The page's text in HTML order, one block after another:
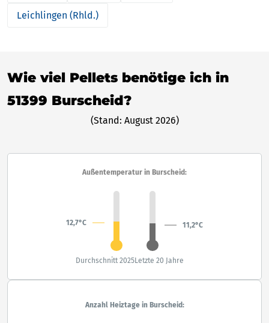
Leichlingen (Rhld.)
Wie viel Pellets benötige ich in
51399 Burscheid?
(Stand: August 2026)
Außentemperatur in Burscheid:
12,7°C 11,2°C
Durchschnitt 2025Letzte 20 Jahre
Anzahl Heiztage in Burscheid: